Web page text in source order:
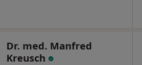
Dr. med. Manfred
Kreusch